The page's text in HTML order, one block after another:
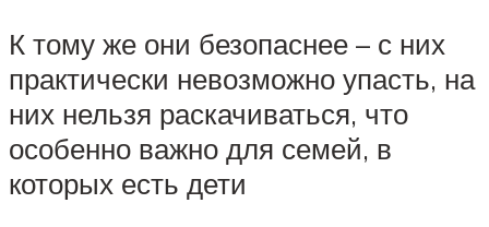
К тому же они безопаснее – с них
практически невозможно упасть, на
них нельзя раскачиваться, что
особенно важно для семей, в
которых есть дети